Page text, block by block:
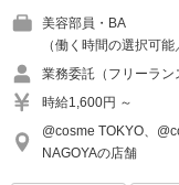
美容部員・BA
（働く時間の選択可
業務委託（フリーラン
時給1,600円 ～
@cosme TOKYO、
NAGOYAの店舗